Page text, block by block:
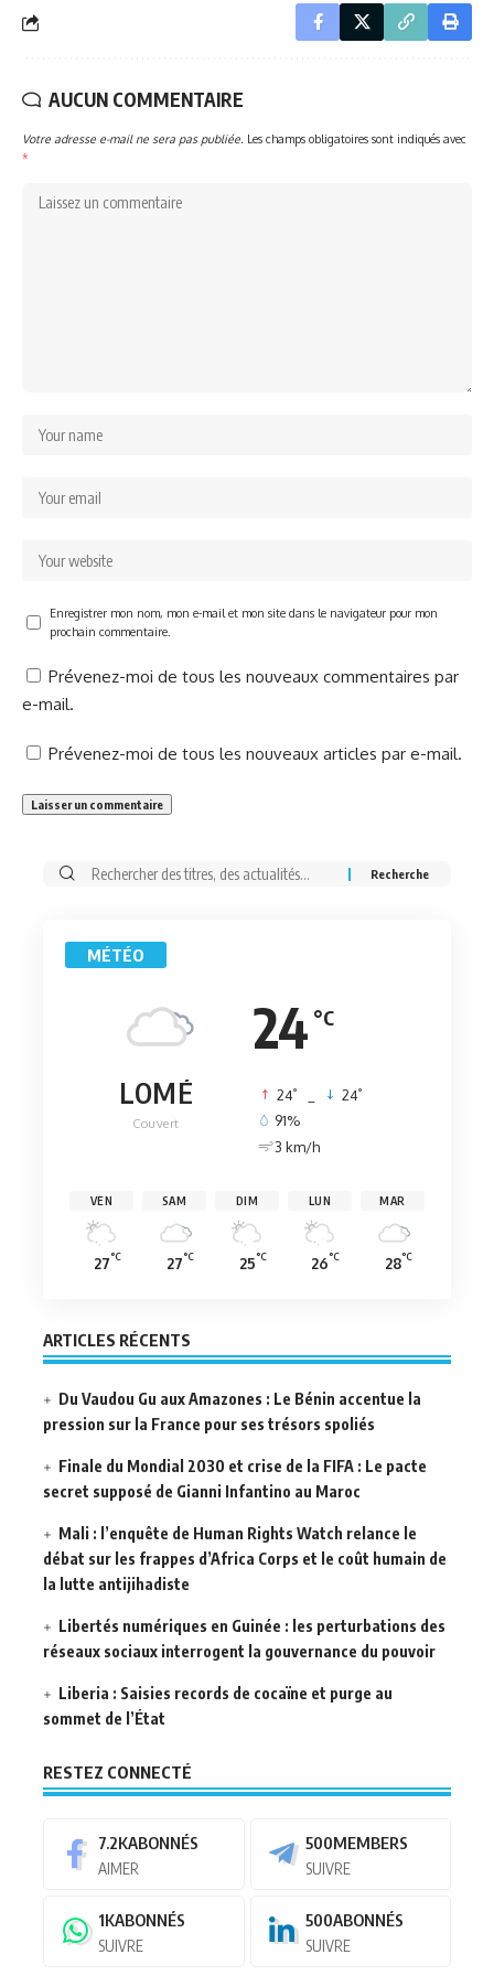
AUCUN COMMENTAIRE
Votre adresse e-mail ne sera pas publiée. Les champs obligatoires sont indiqués avec
*
Enregistrer mon nom, mon e-mail et mon site dans le navigateur pour mon
prochain commentaire.
Prévenez-moi de tous les nouveaux commentaires par
e-mail.
Prévenez-moi de tous les nouveaux articles par e-mail.
Rechercher:
MÉTÉO
24 °C
LOMÉ
Couvert
24° 24°
91%
3 km/h
VEN
27°C
SAM
27°C
DIM
25°C
LUN
26°C
MAR
28°C
ARTICLES RÉCENTS
Du Vaudou Gu aux Amazones : Le Bénin accentue la
pression sur la France pour ses trésors spoliés
Finale du Mondial 2030 et crise de la FIFA : Le pacte
secret supposé de Gianni Infantino au Maroc
Mali : l’enquête de Human Rights Watch relance le
débat sur les frappes d’Africa Corps et le coût humain de
la lutte antijihadiste
Libertés numériques en Guinée : les perturbations des
réseaux sociaux interrogent la gouvernance du pouvoir
Liberia : Saisies records de cocaïne et purge au
sommet de l’État
RESTEZ CONNECTÉ
7.2KABONNÉS
AIMER
500MEMBERS
SUIVRE
1KABONNÉS
SUIVRE
500ABONNÉS
SUIVRE